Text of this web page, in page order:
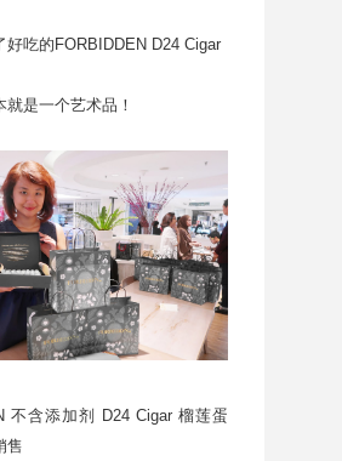
好吃的FORBIDDEN D24 Cigar
是一个艺术品！
不含添加剂 D24 Cigar 榴莲蛋
售